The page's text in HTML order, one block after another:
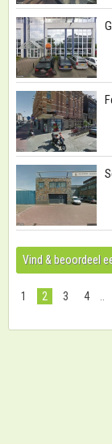
Vind & beoordeel
1 2 3 4